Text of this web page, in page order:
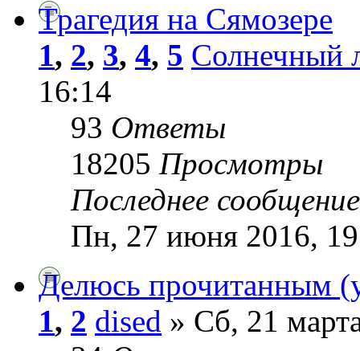
Трагедия на Сямозере
1, 2, 3, 4, 5 Солнечный
16:14
93 Ответы
18205 Просмотры
Последнее
Пн, 27 июня 2016,
Делюсь прочитанным
1, 2 dised » Сб, 21